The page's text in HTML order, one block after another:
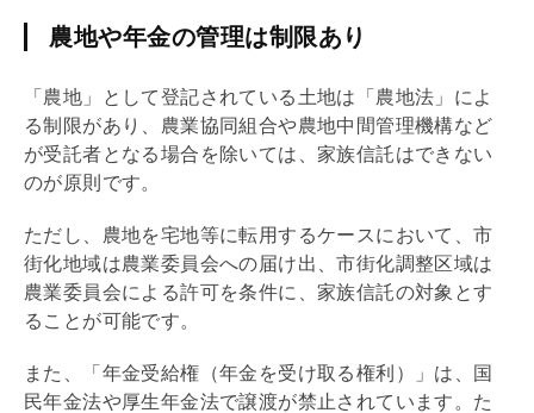
農地や年金の管理は制限あり
「農地」として登記されている土地は「 農地法 」によ
る制限があり、農業協同組合や農地中間管理機構など
が受託者となる場合を除いては、家族信託はできない
のが原則です。
ただし、農地を宅地等に転用するケースにおいて、市
街化地域は農業委員会への届け出、市街化調整区域は
農業委員会による許可を条件に、家族信託の対象とす
ることが可能です。
また、「年金受給権（年金を受け取る権利）」は、国
民年金法や厚生年金法で譲渡が禁止されています。た